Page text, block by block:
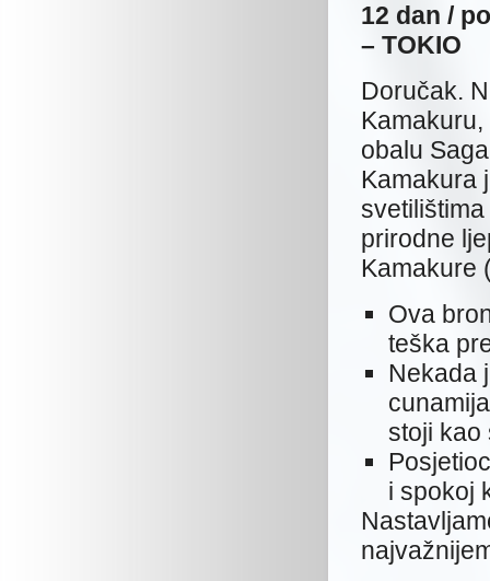
12 dan /
– TOKIO
Doručak.
obalu
Kamakura
prirodne
Kamakure
Ova
teška
Nekada
stoji kao
i spokoj